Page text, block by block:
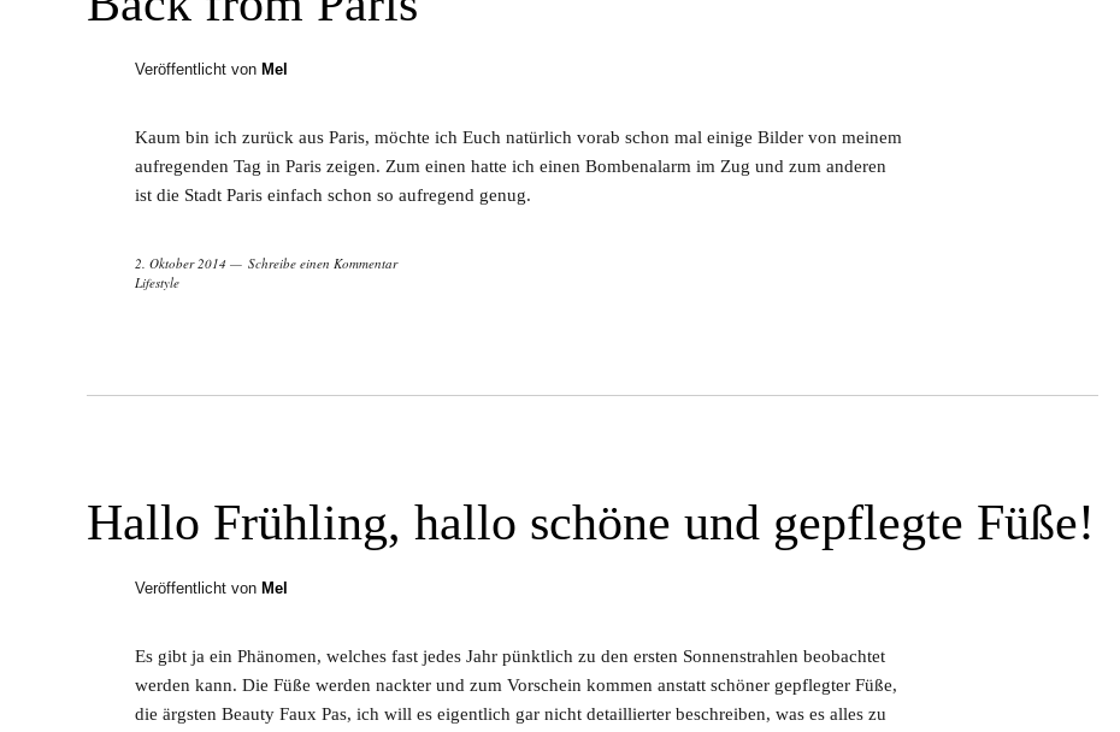
Veröffentlicht von Mel
Kaum bin ich zurück aus Paris, möchte ich Euch natürlich vorab schon mal einige Bilder von meinem
aufregenden Tag in Paris zeigen. Zum einen hatte ich einen Bombenalarm im Zug und zum anderen
ist die Stadt Paris einfach schon so aufregend genug.
2. Oktober 2014
Schreibe einen Kommentar
Lifestyle
Hallo Frühling, hallo schöne und gepflegte Füße!
Veröffentlicht von Mel
Es gibt ja ein Phänomen, welches fast jedes Jahr pünktlich zu den ersten Sonnenstrahlen beobachtet
werden kann. Die Füße werden nackter und zum Vorschein kommen anstatt schöner gepflegter Füße,
die ärgsten Beauty Faux Pas, ich will es eigentlich gar nicht detaillierter beschreiben, was es alles zu